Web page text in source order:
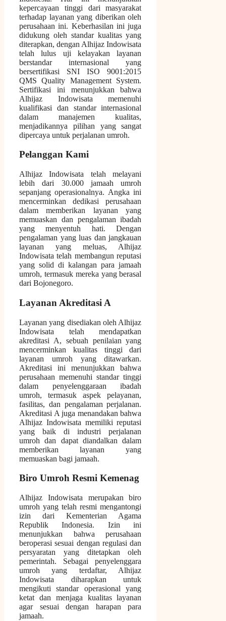
kepercayaan tinggi dari masyarakat
terhadap layanan yang diberikan oleh
perusahaan ini. Keberhasilan ini juga
didukung oleh standar kualitas yang
diterapkan, dengan Alhijaz Indowisata
telah lulus uji kelayakan layanan
berstandar internasional yang
bersertifikasi SNI ISO 9001:2015
QMS Quality Management System.
Sertifikasi ini menunjukkan bahwa
Alhijaz Indowisata memenuhi
kualifikasi dan standar internasional
dalam manajemen kualitas,
menjadikannya pilihan yang sangat
dipercaya untuk perjalanan umroh.
Pelanggan Kami
Alhijaz Indowisata telah melayani
lebih dari 30.000 jamaah umroh
sepanjang operasionalnya. Angka ini
mencerminkan dedikasi perusahaan
dalam memberikan layanan yang
memuaskan dan pengalaman ibadah
yang menyentuh hati. Dengan
pengalaman yang luas dan jangkauan
layanan yang meluas, Alhijaz
Indowisata telah membangun reputasi
yang solid di kalangan para jamaah
umroh, termasuk mereka yang berasal
dari Bojonegoro.
Layanan Akreditasi A
Layanan yang disediakan oleh Alhijaz
Indowisata telah mendapatkan
akreditasi A, sebuah penilaian yang
mencerminkan kualitas tinggi dari
layanan umroh yang ditawarkan.
Akreditasi ini menunjukkan bahwa
perusahaan memenuhi standar tinggi
dalam penyelenggaraan ibadah
umroh, termasuk aspek pelayanan,
fasilitas, dan pengalaman perjalanan.
Akreditasi A juga menandakan bahwa
Alhijaz Indowisata memiliki reputasi
yang baik di industri perjalanan
umroh dan dapat diandalkan dalam
memberikan layanan yang
memuaskan bagi jamaah.
Biro Umroh Resmi Kemenag
Alhijaz Indowisata merupakan biro
umroh yang telah resmi mengantongi
izin dari Kementerian Agama
Republik Indonesia. Izin ini
menunjukkan bahwa perusahaan
beroperasi sesuai dengan regulasi dan
persyaratan yang ditetapkan oleh
pemerintah. Sebagai penyelenggara
umroh yang terdaftar, Alhijaz
Indowisata diharapkan untuk
mengikuti standar operasional yang
ketat dan menjaga kualitas layanan
agar sesuai dengan harapan para
jamaah.